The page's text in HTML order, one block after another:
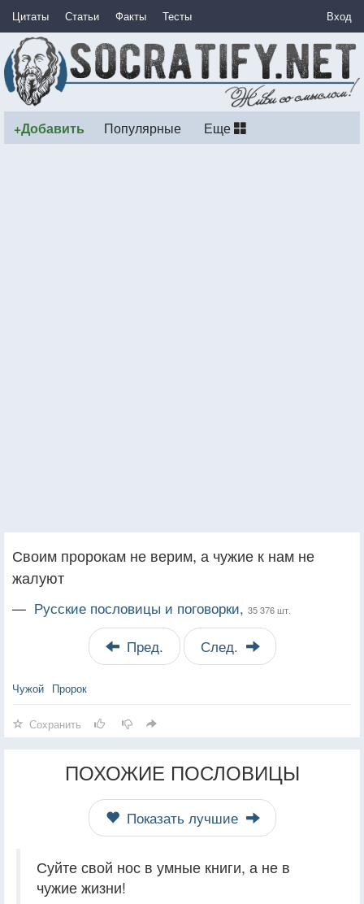
Цитаты Статьи Факты Тесты Вход
+Добавить Популярные Еще
Своим пророкам не верим, а чужие к нам не
жалуют
— Русские пословицы и поговорки, 35 376 шт.
Пред. След.
Чужой Пророк
Сохранить
ПОХОЖИЕ ПОСЛОВИЦЫ
Показать лучшие
Суйте свой нос в умные книги, а не в
чужие жизни!